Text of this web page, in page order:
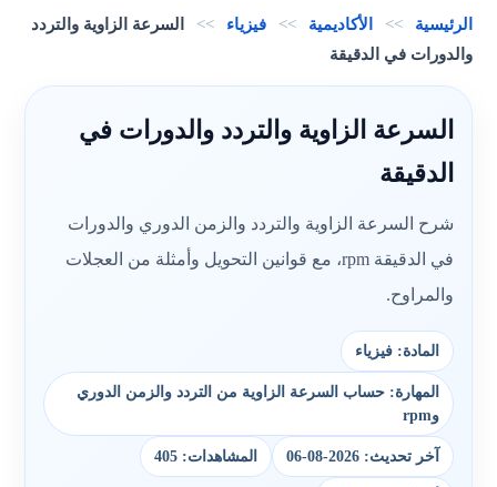
الرئيسية >> الأكاديمية >> فيزياء >>
السرعة الزاوية والتردد
والدورات في الدقيقة
السرعة الزاوية والتردد والدورات في
الدقيقة
شرح السرعة الزاوية والتردد والزمن الدوري والدورات
في الدقيقة rpm، مع قوانين التحويل وأمثلة من العجلات
والمراوح.
المادة: فيزياء
المهارة: حساب السرعة الزاوية من التردد والزمن الدوري
وrpm
آخر تحديث: 2026-08-06 المشاهدات: 405